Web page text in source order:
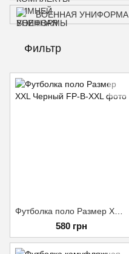
ВОЕННАЯ УНИФОРМА
Фильтр
580 грн